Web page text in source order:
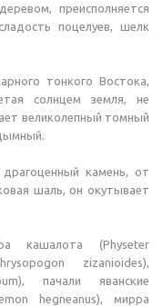
преисполняется
поцелуев, шелк
тонкого Востока,
солнцем земля, не
великолепный томный
камень, от
шаль, он окутывает
кашалота (Physeter
zizanioides),
пачали яванские
hegneanus), мирра